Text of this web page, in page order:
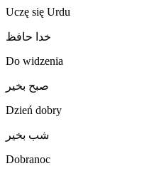
Uczę się Urdu
خدا حافظ
Do widzenia
صبح بخیر
Dzień dobry
شب بخیر
Dobranoc